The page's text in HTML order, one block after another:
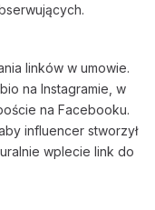
linków w umowie.
na Instagramie, w
na Facebooku.
influencer stworzył
wplecie link do